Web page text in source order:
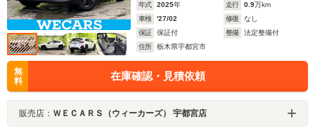
年式 2025年 走行 0.9万km
車検
'27/02 修復
なし
保証
保証付 整備
法定整備付
住所
栃木県宇都宮市
無
料
在庫確認・見積依頼
販売店： ＷＥＣＡＲＳ（ウィーカーズ） 宇都宮店